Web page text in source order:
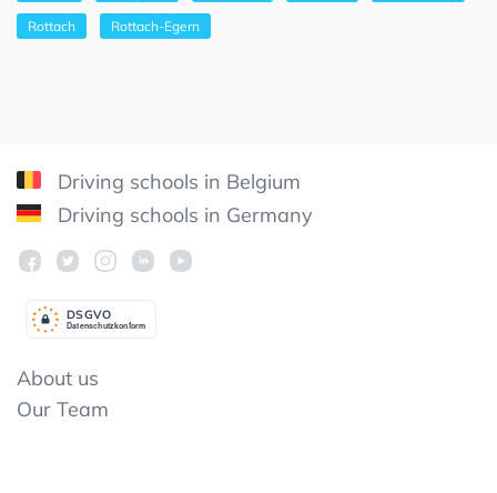
Rottach Rottach-Egern
Driving schools in Belgium
Driving schools in Germany
Datenschutzkonform
DSGVO
About us
Our Team